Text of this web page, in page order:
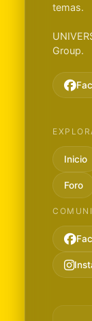
temas.
Group.
Inicio
Foro